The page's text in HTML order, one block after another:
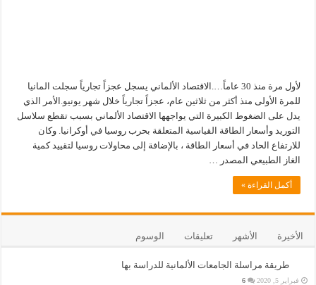
لأول مرة منذ 30 عاماً….الاقتصاد الألماني يسجل عجزاً تجارياً سجلت المانيا
للمرة الأولى منذ أكثر من ثلاثين عام، عجزاً تجارياً خلال شهر يونيو.الأمر الذي
يدل على الضغوط الكبيرة التي يواجهها الاقتصاد الألماني بسبب تقطع سلاسل
التوريد وأسعار الطاقة القياسية المتعلقة بحرب روسيا في أوكرانيا. وكان
للارتفاع الحاد في أسعار الطاقة ، بالإضافة إلى محاولات روسيا لتقييد كمية
الغاز الطبيعي المصدر …
أكمل القراءة »
الأخيرة الأشهر تعليقات الوسوم
طريقة مراسلة الجامعات الألمانية للدراسة بها
فبراير 5, 2020 6